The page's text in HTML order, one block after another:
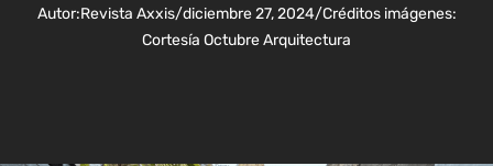
Autor:Revista Axxis/diciembre 27, 2024/Créditos imágenes:
Cortesía Octubre Arquitectura